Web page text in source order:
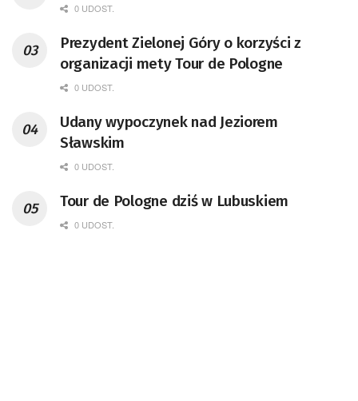
0 UDOST.
Prezydent Zielonej Góry o korzyści z
organizacji mety Tour de Pologne
0 UDOST.
Udany wypoczynek nad Jeziorem
Sławskim
0 UDOST.
Tour de Pologne dziś w Lubuskiem
0 UDOST.